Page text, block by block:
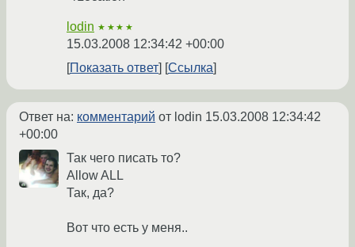
lodin ★★★★
15.03.2008 12:34:42 +00:00
Показать ответ
Ссылка
Ответ на: комментарий от lodin 15.03.2008 12:34:42
+00:00
Так чего писать то?
Allow ALL
Так, да?
Вот что есть у меня..